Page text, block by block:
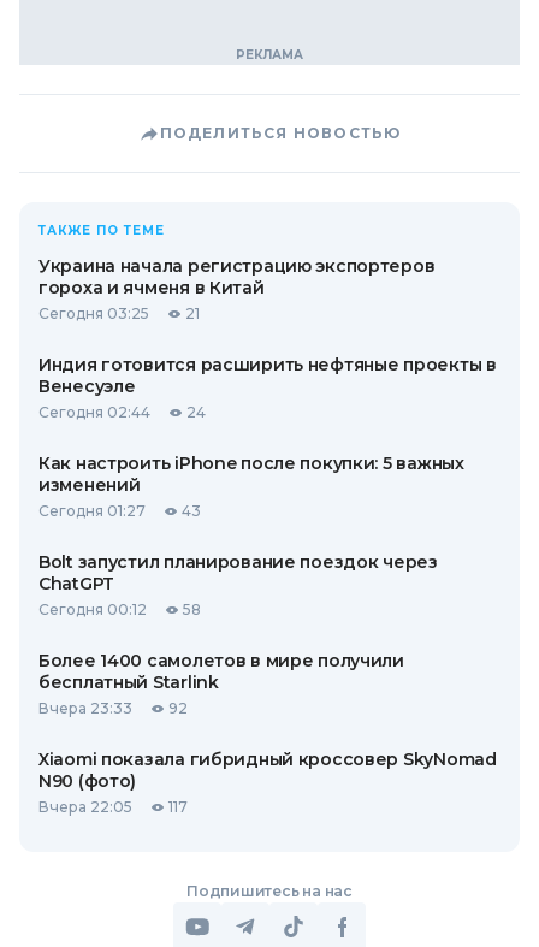
ПОДЕЛИТЬСЯ НОВОСТЬЮ
ТАКЖЕ ПО ТЕМЕ
Украина начала регистрацию экспортеров
гороха и ячменя в Китай
Сегодня 03:25 21
Индия готовится расширить нефтяные проекты в
Венесуэле
Сегодня 02:44 24
Как настроить iPhone после покупки: 5 важных
изменений
Сегодня 01:27 43
Bolt запустил планирование поездок через
ChatGPT
Сегодня 00:12 58
Более 1400 самолетов в мире получили
бесплатный Starlink
Вчера 23:33 92
Xiaomi показала гибридный кроссовер SkyNomad
N90 (фото)
Вчера 22:05 117
Подпишитесь на нас